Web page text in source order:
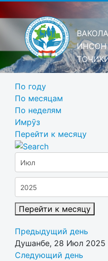
ИНСОН
По году
По месяцам
По неделям
Имрӯз
Перейти к месяцу
Перейти к месяцу
Предыдущий день
Душанбе, 28 Июл 2025
Следующий день